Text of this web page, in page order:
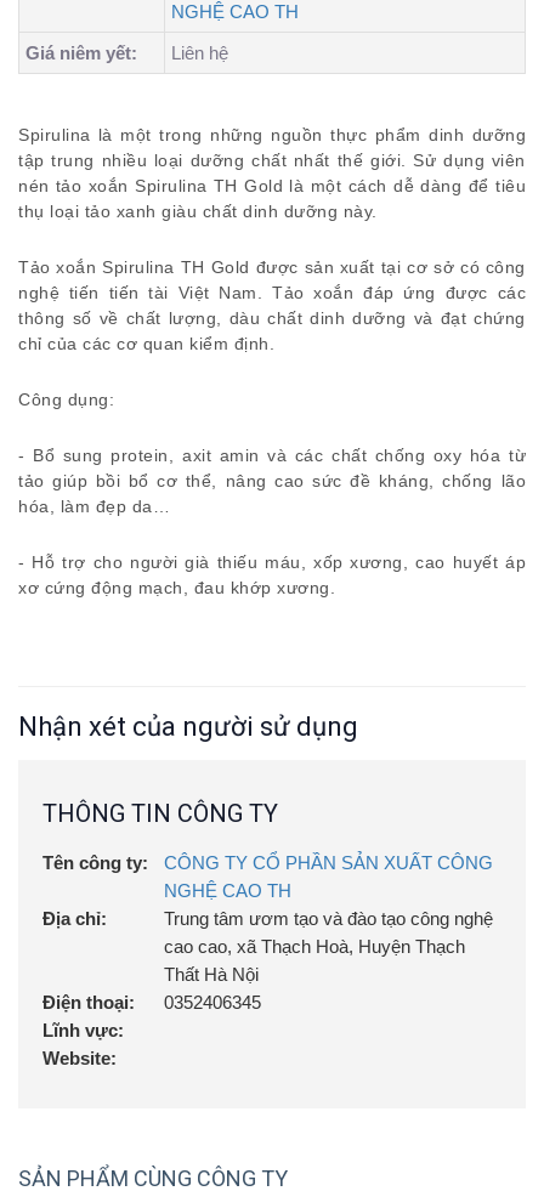
NGHỆ CAO TH
Giá niêm yết:
Liên hệ
Spirulina là một trong những nguồn thực phẩm dinh dưỡng
tập trung nhiều loại dưỡng chất nhất thế giới. Sử dụng viên
nén tảo xoắn Spirulina TH Gold là một cách dễ dàng để tiêu
thụ loại tảo xanh giàu chất dinh dưỡng này.
Tảo xoắn Spirulina TH Gold được sản xuất tại cơ sở có công
nghệ tiến tiến tài Việt Nam. Tảo xoắn đáp ứng được các
thông số về chất lượng, dàu chất dinh dưỡng và đạt chứng
chỉ của các cơ quan kiểm định.
Công dụng:
- Bổ sung protein, axit amin và các chất chống oxy hóa từ
tảo giúp bồi bổ cơ thể, nâng cao sức đề kháng, chống lão
hóa, làm đẹp da…
- Hỗ trợ cho người già thiếu máu, xốp xương, cao huyết áp
xơ cứng động mạch, đau khớp xương.
Nhận xét của người sử dụng
THÔNG TIN CÔNG TY
Tên công ty:
CÔNG TY CỔ PHẦN SẢN XUẤT CÔNG
NGHỆ CAO TH
Địa chỉ:
Trung tâm ươm tạo và đào tạo công nghệ
cao cao, xã Thạch Hoà, Huyện Thạch
Thất Hà Nội
Điện thoại:
0352406345
Lĩnh vực:
Website:
SẢN PHẨM CÙNG CÔNG TY